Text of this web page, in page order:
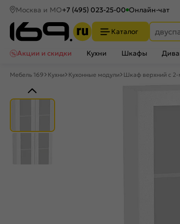
Москва и МО+7 (495) 023-25-00 Онлайн-чат
Каталог
Акции и скидки
Кухни Шкафы
Мебель 169 Кухни Кухонные модули Шкаф верхний с